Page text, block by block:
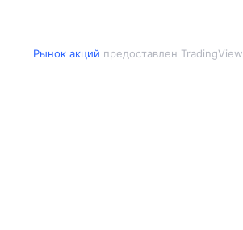
Рынок акций предоставлен TradingView